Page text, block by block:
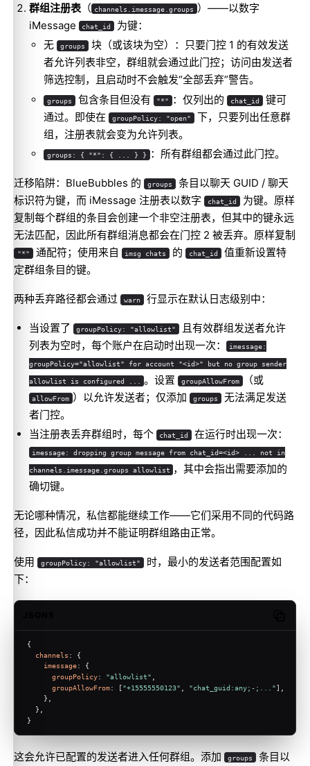
群组注册表（ channels.imessage.groups ）——以数字
iMessage
chat_id
为键：
无 groups 块（或该块为空）：只要门控 1 的有效发送
者允许列表非空，群组就会通过此门控；访问由发送者
筛选控制，且启动时不会触发“全部丢弃”警告。
groups 包含条目但没有 "*" ：仅列出的 chat_id 键可
通过。即使在 groupPolicy: "open" 下，只要列出任意群
组，注册表就会变为允许列表。
groups: { "*": { ... } } ：所有群组都会通过此门控。
迁移陷阱：BlueBubbles 的 groups 条目以聊天 GUID / 聊天
标识符为键，而 iMessage 注册表以数字
chat_id 为键。原样
复制每个群组的条目会创建一个非空注册表，但其中的键永远
无法匹配，因此所有群组消息都会在门控 2 被丢弃。原样复制
"*" 通配符；使用来自 imsg chats 的 chat_id 值重新设置特
定群组条目的键。
两种丢弃路径都会通过 warn 行显示在默认日志级别中：
当设置了 groupPolicy: "allowlist"
且有效群组发送者允许
列表为空时，每个账户在启动时出现一次：
imessage:
groupPolicy="allowlist" for account "<id>" but no group sender
allowlist is configured ... 。设置 groupAllowFrom （或
allowFrom ）以允许发送者；仅添加 groups 无法满足发送
者门控。
当注册表丢弃群组时，每个
chat_id 在运行时出现一次：
imessage: dropping group message from chat_id=<id> ... not in
channels.imessage.groups allowlist ，其中会指出需要添加的
确切键。
无论哪种情况，私信都能继续工作——它们采用不同的代码路
径，因此私信成功并不能证明群组路由正常。
使用 groupPolicy: "allowlist" 时，最小的发送者范围配置如
下：
{
channels : {
imessage: {
groupPolicy: "allowlist"
groupAllowFrom: ["+15555550123" "chat_guid:any;-;..."],
    },
  },
}
这会允许已配置的发送者进入任何群组。添加 groups 条目以